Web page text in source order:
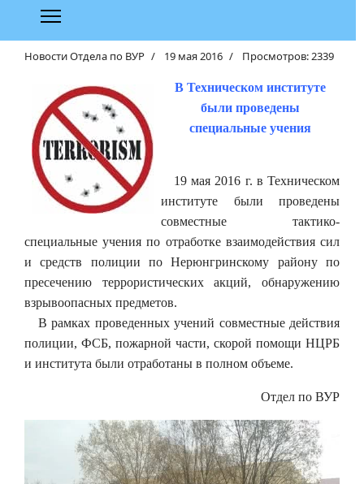
Новости Отдела по ВУР 19 мая 2016 Просмотров: 2339
В Техническом институте
были проведены
специальные учения
19 мая 2016 г. в Техническом
институте были проведены
совместные тактико-
специальные учения по отработке взаимодействия сил
и средств полиции по Нерюнгринскому району по
пресечению террористических акций, обнаружению
взрывоопасных предметов.
В рамках проведенных учений совместные действия
полиции, ФСБ, пожарной части, скорой помощи НЦРБ
и института были отработаны в полном объеме.
Отдел по ВУР